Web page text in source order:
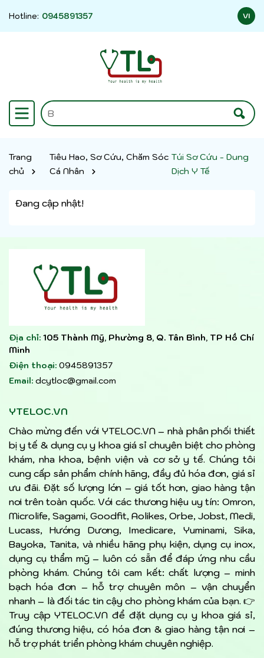
Hotline: 0945891357 VI
Trang
chủ
Tiêu Hao, Sơ Cứu, Chăm Sóc
Cá Nhân
Túi Sơ Cứu - Dung
Dịch Y Tế
Đang cập nhật!
Địa chỉ: 105 Thành Mỹ, Phường 8, Q. Tân Bình, TP Hồ Chí
Minh
Điện thoại: 0945891357
Email: dcytloc@gmail.com
YTELOC.VN
Chào mừng đến với YTELOC.VN – nhà phân phối thiết
bị y tế & dụng cụ y khoa giá sỉ chuyên biệt cho phòng
khám, nha khoa, bệnh viện và cơ sở y tế. Chúng tôi
cung cấp sản phẩm chính hãng, đầy đủ hóa đơn, giá sỉ
ưu đãi. Đặt số lượng lớn – giá tốt hơn, giao hàng tận
nơi trên toàn quốc. Với các thương hiệu uy tín: Omron,
Microlife, Sagami, Goodfit, Aolikes, Orbe, Jobst, Medi,
Lucass, Hướng Dương, Imedicare, Yuminami, Sika,
Bayoka, Tanita, và nhiều hãng phụ kiện, dụng cụ inox,
dụng cụ thẩm mỹ – luôn có sẵn để đáp ứng nhu cầu
phòng khám. Chúng tôi cam kết: chất lượng – minh
bạch hóa đơn – hỗ trợ chuyên môn – vận chuyển
nhanh – là đối tác tin cậy cho phòng khám của bạn. 👉
Truy cập YTELOC.VN để đặt dụng cụ y khoa giá sỉ,
đúng thương hiệu, có hóa đơn & giao hàng tận nơi –
hỗ trợ phát triển phòng khám chuyên nghiệp.